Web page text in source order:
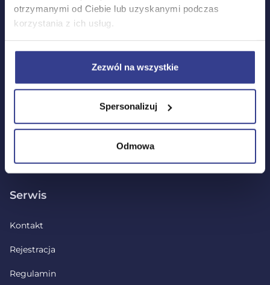
otrzymanymi od Ciebie lub uzyskanymi podczas
korzystania z ich usług.
Zezwól na wszystkie
Spersonalizuj
Odmowa
Wszystkie arkusze maturalne
Pakiety edukacyjne
Serwis
Kontakt
Rejestracja
Regulamin